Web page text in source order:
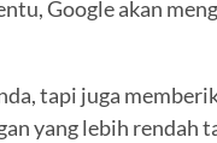
Google akan
tapi juga
yang lebih rendah